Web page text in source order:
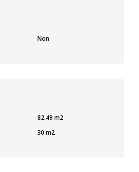
Non
82.49 m2
30 m2